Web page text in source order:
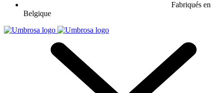
Fabriqués en
Belgique